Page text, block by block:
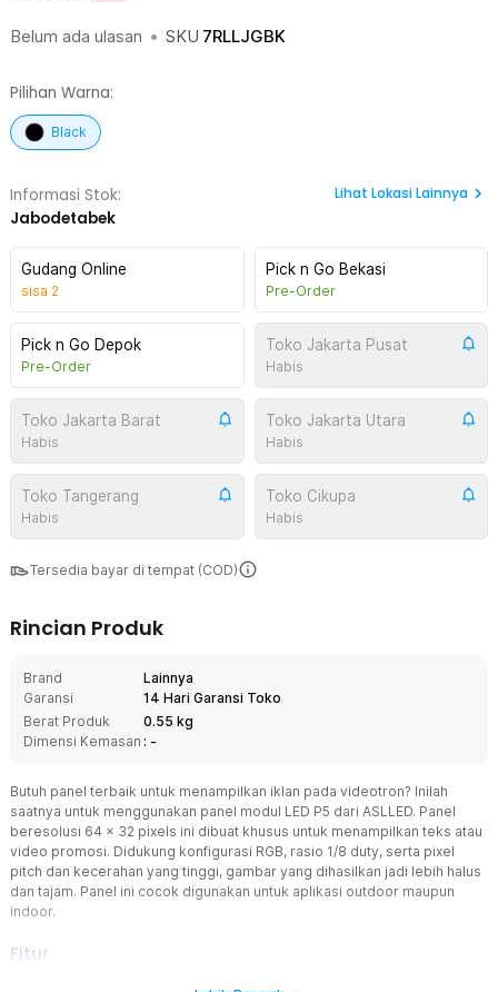
Belum ada ulasan • SKU 7RLLJGBK
Pilihan Warna:
Black
Informasi Stok:
Jabodetabek
Lihat Lokasi Lainnya
Gudang Online
sisa 2
Pick n Go Bekasi
Pre-Order
Pick n Go Depok
Pre-Order
Toko Jakarta Pusat
Habis
Toko Jakarta Barat
Habis
Toko Jakarta Utara
Habis
Toko Tangerang
Habis
Toko Cikupa
Habis
Tersedia bayar di tempat (COD)
Rincian Produk
Brand
Lainnya
Garansi
14 Hari Garansi Toko
Berat Produk
0.55 kg
Dimensi Kemasan : -
Butuh panel terbaik untuk menampilkan iklan pada videotron? Inilah
saatnya untuk menggunakan panel modul LED P5 dari ASLLED. Panel
beresolusi 64 x 32 pixels ini dibuat khusus untuk menampilkan teks atau
video promosi. Didukung konfigurasi RGB, rasio 1/8 duty, serta pixel
pitch dan kecerahan yang tinggi, gambar yang dihasilkan jadi lebih halus
dan tajam. Panel ini cocok digunakan untuk aplikasi outdoor maupun
indoor.
Fitur